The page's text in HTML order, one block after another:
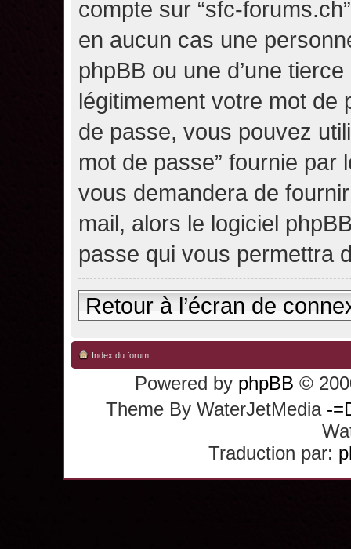
compte sur “sfc-
en aucun cas une
phpBB ou une d’une
légitimement votre mot de
de passe, vous pouvez
mot de passe” fournie par
vous demandera de
mail, alors le logiciel
passe qui vous permettra
Retour à l’écran de
Index du forum
Powered by phpBB ©
Theme By WaterJetMedia -
Traduction par: